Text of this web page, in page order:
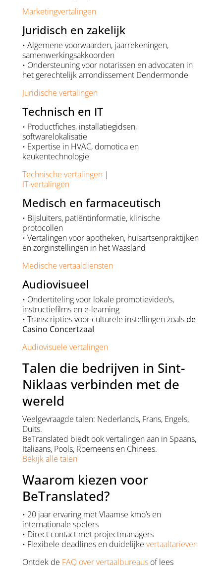
Marketingvertalingen
Juridisch en zakelijk
• Algemene voorwaarden, jaarrekeningen,
samenwerkingsakkoorden
• Ondersteuning voor notarissen en advocaten in
het gerechtelijk arrondissement Dendermonde
Juridische vertalingen
Technisch en IT
• Productfiches, installatiegidsen,
softwarelokalisatie
• Expertise in HVAC, domotica en
keukentechnologie
Technische vertalingen|
IT-vertalingen
Medisch en farmaceutisch
• Bijsluiters, patiëntinformatie, klinische
protocollen
• Vertalingen voor apotheken, huisartsenpraktijken
en zorginstellingen in het Waasland
Medische vertaaldiensten
Audiovisueel
• Ondertiteling voor lokale promotievideo’s,
instructiefilms en e-learning
• Transcripties voor culturele instellingen zoalsde
Casino Concertzaal
Audiovisuele vertalingen
Talen die bedrijven in Sint-
Niklaas verbinden met de
wereld
Veelgevraagde talen: Nederlands, Frans, Engels,
Duits.
BeTranslated biedt ook vertalingen aan in Spaans,
Italiaans, Pools, Roemeens en Chinees.
Bekijk alle talen
Waarom kiezen voor
BeTranslated?
• 20 jaar ervaring met Vlaamse kmo’s en
internationale spelers
• Direct contact met projectmanagers
• Flexibele deadlines en duidelijke vertaaltarieven
Ontdek de FAQ over vertaalbureausof lees